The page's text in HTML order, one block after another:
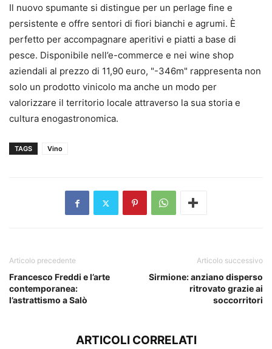
Il nuovo spumante si distingue per un perlage fine e
persistente e offre sentori di fiori bianchi e agrumi. È
perfetto per accompagnare aperitivi e piatti a base di
pesce. Disponibile nell’e-commerce e nei wine shop
aziendali al prezzo di 11,90 euro, "-346m" rappresenta non
solo un prodotto vinicolo ma anche un modo per
valorizzare il territorio locale attraverso la sua storia e
cultura enogastronomica.
TAGS Vino
Articolo precedente
Francesco Freddi e l’arte
contemporanea:
l’astrattismo a Salò
Articolo successivo
Sirmione: anziano disperso
ritrovato grazie ai
soccorritori
ARTICOLI CORRELATI